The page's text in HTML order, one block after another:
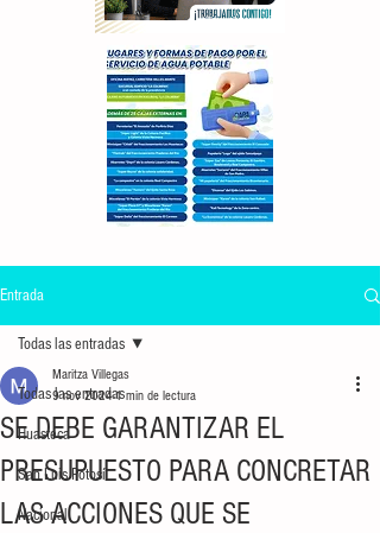
Entrada
Todas las entradas
Huasteca
San Luis Potosí
Nacional
Todas las entradas
SE DEBE GARANTIZAR EL
PRESUPUESTO PARA CONCRETAR
LAS ACCIONES QUE SE
Maritza Villegas
9 nov 20241 min de lectura